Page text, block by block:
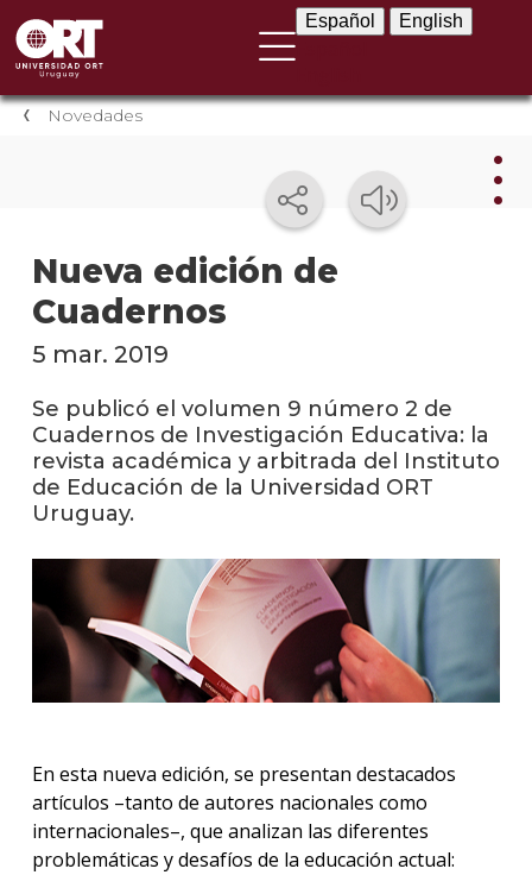
Español English
Novedades
Nueva edición de
Cuadernos
La
5 mar. 2019
Se publicó el volumen 9 número 2 de
Cuadernos de Investigación Educativa: la
revista académica y arbitrada del Instituto
de Educación de la Universidad ORT
Uruguay.
En esta nueva edición, se presentan destacados
artículos –tanto de autores nacionales como
internacionales–, que analizan las diferentes
problemáticas y desafíos de la educación actual: